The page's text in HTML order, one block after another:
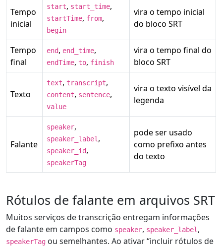
Tempo
inicial
start, start_time,
startTime, from,
begin
vira o tempo inicial
do bloco SRT
Tempo
final
end, end_time,
endTime, to, finish
vira o tempo final do
bloco SRT
Texto
text, transcript,
content, sentence,
value
vira o texto visível da
legenda
Falante
speaker,
speaker_label ,
speaker_id,
speakerTag
pode ser usado
como prefixo antes
do texto
Rótulos de falante em arquivos SRT
Muitos serviços de transcrição entregam informações
de falante em campos como speaker, speaker_label ,
speakerTag ou semelhantes. Ao ativar “incluir rótulos de